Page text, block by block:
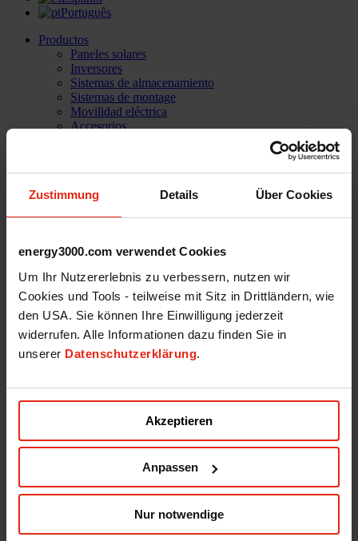
Zustimmung Details Über Cookies
energy3000.com verwendet Cookies
Um Ihr Nutzererlebnis zu verbessern, nutzen wir
Cookies und Tools - teilweise mit Sitz in Drittländern, wie
den USA. Sie können Ihre Einwilligung jederzeit
widerrufen. Alle Informationen dazu finden Sie in
unserer Datenschutzerklärung.
Akzeptieren
Anpassen
Nur notwendige
Português
Productos
Paneles solares
Inversores
Sistemas de almacenamiento
Sistemas de montage
Movilidad eléctrica
Accesorios
Referencias
Asistencia técnica
Carrera profesional
Shop
Inicio de sesión
office(at)energy3000.com
© Energy3000 solar GmbH 2026